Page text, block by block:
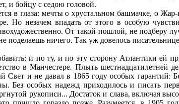
и бойцу с седою головой.
в глаза: мечты о хрустальном башмачке, о
Но незачем впадать от этого в особую
От такой пошлой, не подберу
поделаешь ничего. Так уж довелось
и по ту, и по эту сторону Атлантики ей
в Манчестере. Плыть шестнадцатилетней
и не давал в 1865 году особых гарантий:
Без особых надежд приходилось и писать
рукописи... Достаток и слава, включая